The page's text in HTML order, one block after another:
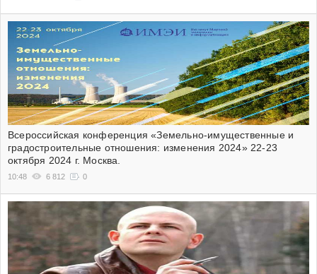
Всероссийская конференция «Земельно-имущественные и
градостроительные отношения: изменения 2024» 22-23
октября 2024 г. Москва.
10:48 6 812 0